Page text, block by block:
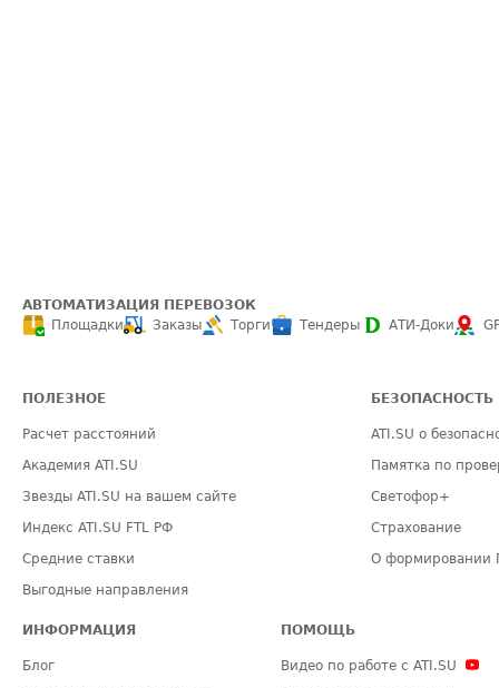
АВТОМАТИЗАЦИЯ ПЕРЕВОЗОК
Площадки
Заказы Торги Тендеры АТИ-Доки
ПОЛЕЗНОЕ
Расчет расстояний
Академия ATI.SU
Звезды ATI.SU на вашем сайте
Индекс ATI.SU FTL РФ
Средние ставки
Выгодные направления
БЕЗОПАСНОСТЬ
ATI.SU о
Памятка по
Светофор+
Страхование
О формировании
ИНФОРМАЦИЯ
Блог
ПОМОЩЬ
Видео по работе с ATI.SU